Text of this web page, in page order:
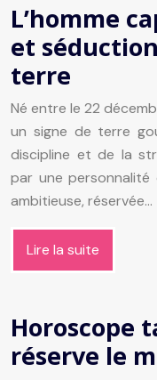
L’homme
et
terre
Né entre le 22
un signe de terre
discipline et de la
par une personnalité
ambitieuse, réservée…
Lire la suite
Horoscope
réserve le